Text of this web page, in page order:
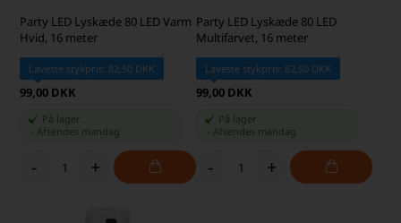
Party LED Lyskæde 80 LED Varm
Hvid, 16 meter
Laveste stykpris: 82,50 DKK
99,00 DKK
På lager
-Afsendes mandag
- +
Party LED Lyskæde 80 LED
Multifarvet, 16 meter
Laveste stykpris: 82,50 DKK
99,00 DKK
På lager
Afsendes mandag
- +